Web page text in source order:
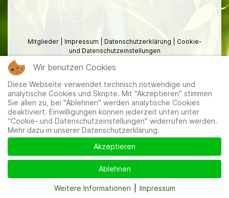
Mitglieder Impressum Datenschutzerklärung
Cookie-
und Datenschutzeinstellungen
Wir benutzen Cookies
Diese Webseite verwendet technisch notwendige und
analytische Cookies und Skripte. Mit "Akzeptieren" stimmen
Sie allen zu, bei "Ablehnen" werden analytische Cookies
deaktiviert. Einwilligungen können jederzeit unten unter
"Cookie- und Datenschutzeinstellungen" widerrufen werden.
Mehr dazu in unserer Datenschutzerklärung.
Akzeptieren
Ablehnen
Weitere Informationen Impressum